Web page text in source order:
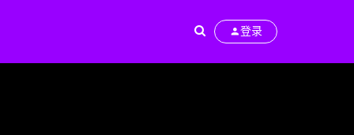
登录